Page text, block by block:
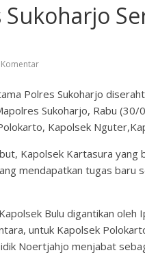
Polres Sukoharjo
Sukoharjo, Rabu
Kapolsek
Kapolsek Kartasura yang
mendapatkan tugas baru
Bulu digantikan oleh
untuk Kapolsek
Noertjahjo menjabat